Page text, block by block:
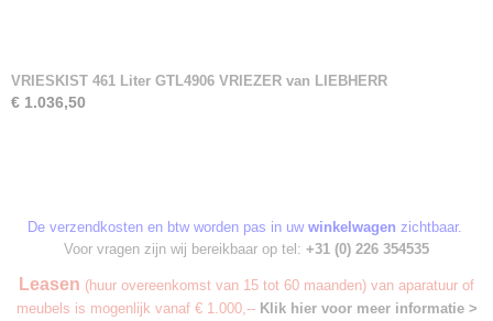
VRIESKIST 461 Liter GTL4906 VRIEZER van LIEBHERR
€ 1.036,50
De verzendkosten en btw worden pas in uw winkelwagen zichtbaar.
Voor vragen zijn wij bereikbaar op tel: +31 (0) 226 354535
Leasen (huur overeenkomst van 15 tot 60 maanden) van aparatuur of
meubels is mogenlijk vanaf € 1.000,-- Klik hier voor meer informatie >